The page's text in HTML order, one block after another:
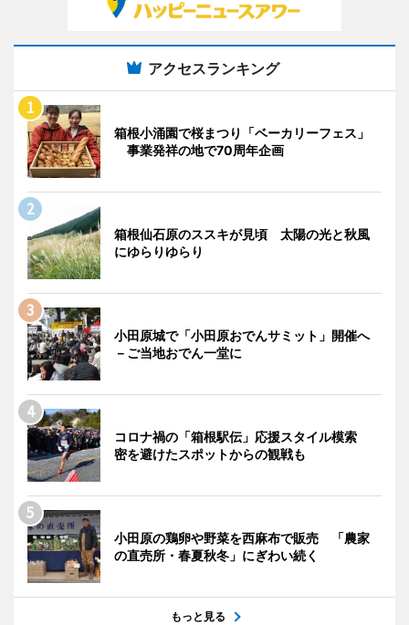
アクセスランキング
箱根小涌園で桜まつり「ベーカリーフェス」
事業発祥の地で70周年企画
箱根仙石原のススキが見頃 太陽の光と秋風
にゆらりゆらり
小田原城で「小田原おでんサミット」開催へ
－ご当地おでん一堂に
コロナ禍の「箱根駅伝」応援スタイル模索
密を避けたスポットからの観戦も
小田原の鶏卵や野菜を西麻布で販売 「農家
の直売所・春夏秋冬」にぎわい続く
もっと見る